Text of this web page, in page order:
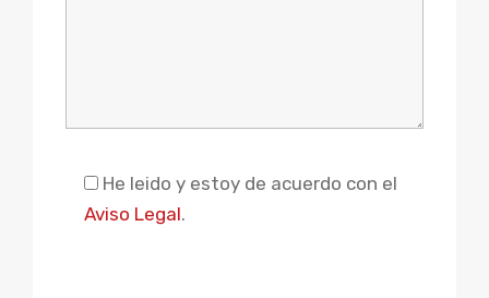
He leido y estoy de acuerdo con el
Aviso Legal.